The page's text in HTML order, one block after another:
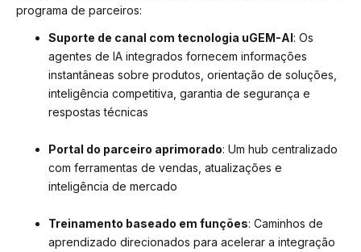
programa de parceiros:
Suporte de canal com tecnologia uGEM-AI: Os
agentes de IA integrados fornecem informações
instantâneas sobre produtos, orientação de soluções,
inteligência competitiva, garantia de segurança e
respostas técnicas
Portal do parceiro aprimorado: Um hub centralizado
com ferramentas de vendas, atualizações e
inteligência de mercado
Treinamento baseado em funções: Caminhos de
aprendizado direcionados para acelerar a integração